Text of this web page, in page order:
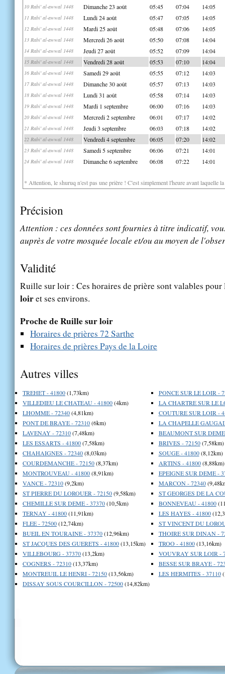
10 Rabi' al-awwal 1448 Dimanche 23 août 05:45 07:04 14:05
11 Rabi' al-awwal 1448 Lundi 24 août 05:47 07:05 14:05
12 Rabi' al-awwal 1448 Mardi 25 août 05:48 07:06 14:05
13 Rabi' al-awwal 1448 Mercredi 26 août 05:50 07:08 14:04
14 Rabi' al-awwal 1448 Jeudi 27 août 05:52 07:09 14:04
15 Rabi' al-awwal 1448 Vendredi 28 août 05:53 07:10 14:04
16 Rabi' al-awwal 1448 Samedi 29 août 05:55 07:12 14:03
17 Rabi' al-awwal 1448 Dimanche 30 août 05:57 07:13 14:03
18 Rabi' al-awwal 1448 Lundi 31 août 05:58 07:14 14:03
19 Rabi' al-awwal 1448 Mardi 1 septembre 06:00 07:16 14:03
20 Rabi' al-awwal 1448 Mercredi 2 septembre 06:01 07:17 14:02
21 Rabi' al-awwal 1448 Jeudi 3 septembre 06:03 07:18 14:02
22 Rabi' al-awwal 1448 Vendredi 4 septembre 06:05 07:20 14:02
23 Rabi' al-awwal 1448 Samedi 5 septembre 06:06 07:21 14:01
24 Rabi' al-awwal 1448 Dimanche 6 septembre 06:08 07:22 14:01
* Attention, le shuruq n'est pas une prière ! C'est simplement l'heure avant laquelle
Précision
Attention : ces données sont fournies à titre indicatif,
auprès de votre mosquée locale et/ou au moyen de
Validité
Ruille sur loir : Ces horaires de prière sont valables
loiret ses environs.
Proche de Ruille sur loir
Horaires de prières 72 Sarthe
Horaires de prières Pays de la Loire
Autres villes
TREHET - 41800(1,73km)
VILLEDIEU LE CHATEAU - 41800(4km)
LHOMME - 72340(4,81km)
PONT DE BRAYE - 72310(6km)
LAVENAY - 72310(7,48km)
LES ESSARTS - 41800(7,58km)
CHAHAIGNES - 72340(8,03km)
COURDEMANCHE - 72150(8,37km)
MONTROUVEAU - 41800(8,91km)
VANCE - 72310(9,2km)
ST PIERRE DU LOROUER - 72150(9,58km)
CHEMILLE SUR DEME - 37370(10,5km)
TERNAY - 41800(11,91km)
FLEE - 72500(12,74km)
BUEIL EN TOURAINE - 37370(12,96km)
ST JACQUES DES GUERETS - 41800(13,15km)
VILLEBOURG - 37370(13,2km)
COGNERS - 72310(13,37km)
MONTREUIL LE HENRI - 72150(13,56km)
DISSAY SOUS COURCILLON - 72500(14,82km)
PONCE SUR LE LOIR -
LA CHARTRE SUR LE
COUTURE SUR LOIR -
LA CHAPELLE
BEAUMONT SUR
BRIVES - 72150(7,58km)
SOUGE - 41800(8,12km)
ARTINS - 41800(8,88km)
EPEIGNE SUR DEME -
MARCON - 72340
ST GEORGES DE LA
BONNEVEAU - 41800
LES HAYES - 41800
ST VINCENT DU
THOIRE SUR DINAN -
TROO - 41800(13,16km)
VOUVRAY SUR LOIR -
BESSE SUR BRAYE -
LES HERMITES - 37110